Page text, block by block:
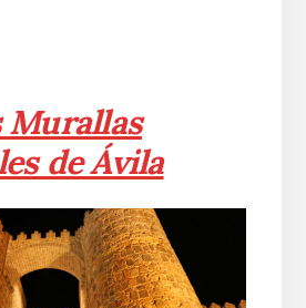
Murallas
de Ávila